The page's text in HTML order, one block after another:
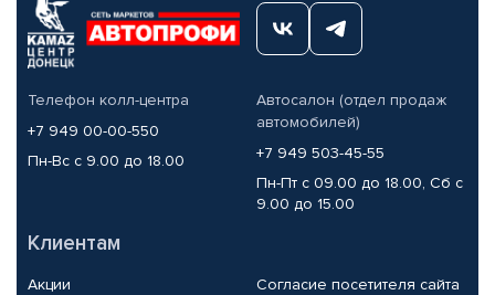
Телефон колл-центра
+7 949 00-00-550
Пн-Вс с 9.00 до 18.00
Автосалон (отдел продаж
автомобилей)
+7 949 503-45-55
Пн-Пт с 09.00 до 18.00, Сб с
9.00 до 15.00
Клиентам
Акции
Согласие посетителя сайта